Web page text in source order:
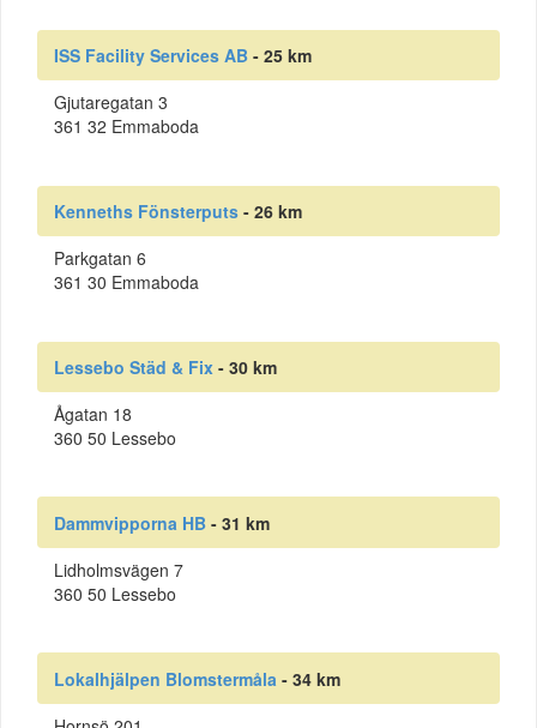
ISS Facility Services AB - 25 km
Gjutaregatan 3
361 32 Emmaboda
Kenneths Fönsterputs - 26 km
Parkgatan 6
361 30 Emmaboda
Lessebo Städ & Fix - 30 km
Ågatan 18
360 50 Lessebo
Dammvipporna HB - 31 km
Lidholmsvägen 7
360 50 Lessebo
Lokalhjälpen Blomstermåla - 34 km